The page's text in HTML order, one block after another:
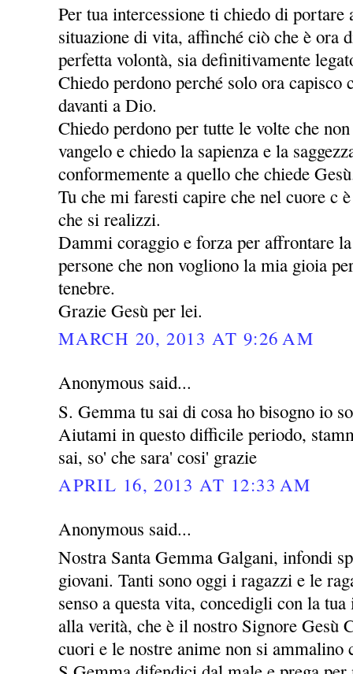
Per tua intercessione ti chiedo di portare
situazione di vita, affinché ciò che è ora
perfetta volontà, sia definitivamente
Chiedo perdono perché solo ora
davanti a Dio.
Chiedo perdono per tutte le volte che
vangelo e chiedo la sapienza e la
conformemente a quello che chiede
Tu che mi faresti capire che nel cuore c
che si realizzi.
Dammi coraggio e forza per affrontare
persone che non vogliono la mia gioia
tenebre.
Grazie Gesù per lei.
MARCH 20, 2013 AT 9:26 AM
Anonymous said...
S. Gemma tu sai di cosa ho bisogno io
Aiutami in questo difficile periodo,
sai, so' che sara' cosi' grazie
APRIL 16, 2013 AT 12:33 AM
Anonymous said...
Nostra Santa Gemma Galgani, infondi
giovani. Tanti sono oggi i ragazzi e le
senso a questa vita, concedigli con la
alla verità, che è il nostro Signore Gesù
cuori e le nostre anime non si ammalino